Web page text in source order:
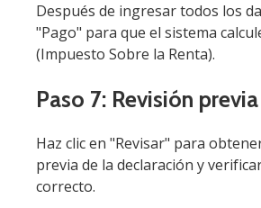
Después de ingresar todos los
"Pago" para que el sistema
(Impuesto Sobre la Renta).
Paso 7: Revisión previa
Haz clic en "Revisar" para
previa de la declaración y
correcto.